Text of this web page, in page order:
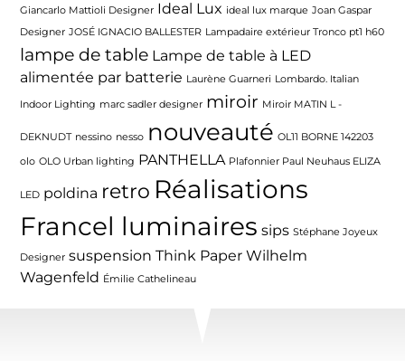
Giancarlo Mattioli Designer Ideal Lux ideal lux marque Joan Gaspar
Designer JOSÉ IGNACIO BALLESTER Lampadaire extérieur Tronco pt1 h60
lampe de table Lampe de table à LED
alimentée par batterie Laurène Guarneri Lombardo. Italian
Indoor Lighting marc sadler designer miroir Miroir MATIN L -
DEKNUDT nessino nesso nouveauté OL11 BORNE 142203
olo OLO Urban lighting PANTHELLA Plafonnier Paul Neuhaus ELIZA
LED poldina retro Réalisations
Francel luminaires sips Stéphane Joyeux
Designer suspension Think Paper Wilhelm
Wagenfeld Émilie Cathelineau